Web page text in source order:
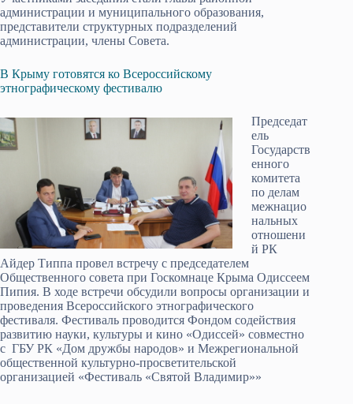
администрации и муниципального образования,
представители структурных подразделений
администрации, члены Совета.
В Крыму готовятся ко Всероссийскому
этнографическому фестивалю
Председат
ель
Государств
енного
комитета
по делам
межнацио
нальных
отношени
й РК
Айдер Типпа провел встречу с председателем
Общественного совета при Госкомнаце Крыма Одиссеем
Пипия. В ходе встречи обсудили вопросы организации и
проведения Всероссийского этнографического
фестиваля. Фестиваль проводится Фондом содействия
развитию науки, культуры и кино «Одиссей» совместно
с ГБУ РК «Дом дружбы народов» и Межрегиональной
общественной культурно-просветительской
организацией «Фестиваль «Святой Владимир»»